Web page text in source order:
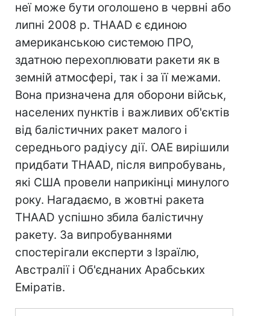
неї може бути оголошено в червні або
липні 2008 р. THAAD є єдиною
американською системою ПРО,
здатною перехоплювати ракети як в
земній атмосфері, так і за її межами.
Вона призначена для оборони військ,
населених пунктів і важливих об'єктів
від балістичних ракет малого і
середнього радіусу дії. ОАЕ вирішили
придбати THAAD, після випробувань,
які США провели наприкінці минулого
року. Нагадаємо, в жовтні ракета
THAAD успішно збила балістичну
ракету. За випробуваннями
спостерігали експерти з Ізраїлю,
Австралії і Об'єднаних Арабських
Еміратів.